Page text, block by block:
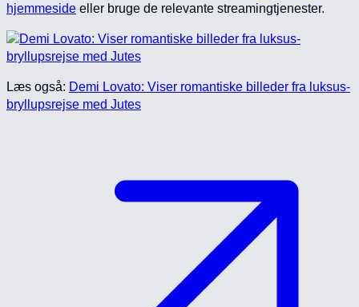
hjemmeside eller bruge de relevante streamingtjenester.
Læs også: Demi Lovato: Viser romantiske billeder fra luksus-
bryllupsrejse med Jutes